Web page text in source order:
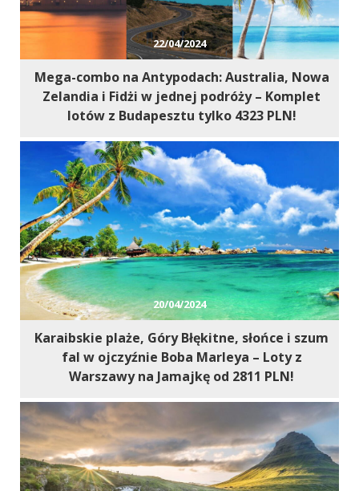
22/04/2024
Mega-combo na Antypodach: Australia, Nowa
Zelandia i Fidżi w jednej podróży – Komplet
lotów z Budapesztu tylko 4323 PLN!
20/04/2024
Karaibskie plaże, Góry Błękitne, słońce i szum
fal w ojczyźnie Boba Marleya – Loty z
Warszawy na Jamajkę od 2811 PLN!